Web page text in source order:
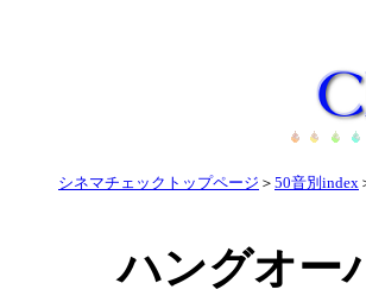
シネマチェックトップページ ＞ 50音別index
ハングオー